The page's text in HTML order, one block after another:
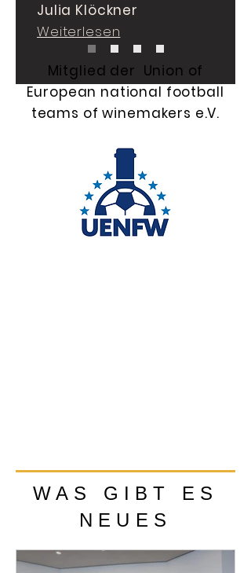
Julia Klöckner
Weiterlesen
Mitglied der Union of
European national football
teams of winemakers e.V.
WAS GIBT ES
NEUES